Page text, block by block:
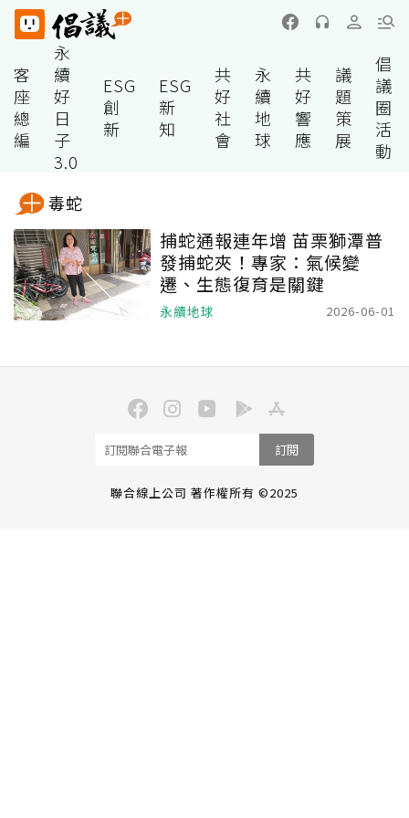
客
座
總
編
永
續
好
日
子
3.0
ESG
創
新
ESG
新
知
共
好
社
會
永
續
地
球
共
好
響
應
議
題
策
展
倡
議
圈
活
動
毒蛇
捕蛇通報連年增 苗栗獅潭普
發捕蛇夾！專家：氣候變
遷、生態復育是關鍵
永續地球 2026-06-01
訂閱
聯合線上公司 著作權所有 ©2025